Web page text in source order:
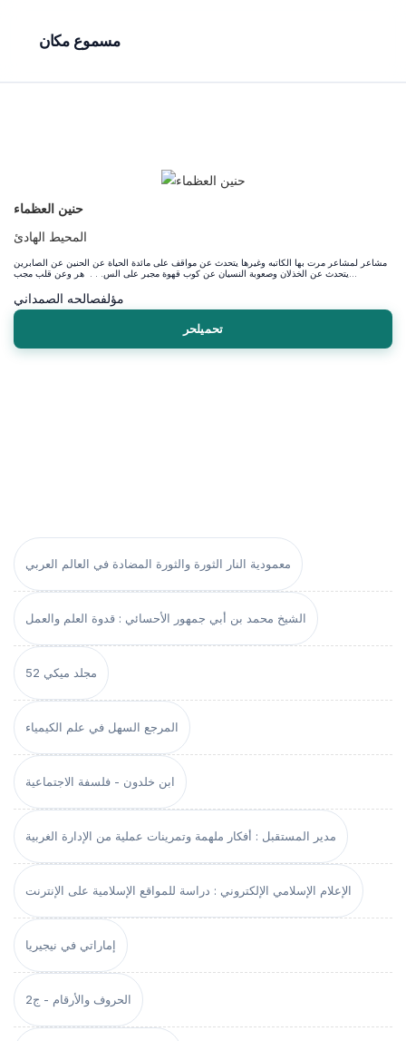
مسموع مكان
معمودية النار الثورة والثورة المضادة في العالم العربي
الشيخ محمد بن أبي جمهور الأحسائي : قدوة العلم والعمل
مجلد ميكي 52
المرجع السهل في علم الكيمياء
ابن خلدون - فلسفة الاجتماعية
مدير المستقبل : أفكار ملهمة وتمرينات عملية من الإدارة الغربية
الإعلام الإسلامي الإلكتروني : دراسة للمواقع الإسلامية على الإنترنت
إماراتي في نيجيريا
الحروف والأرقام - ج2
حنين العظماء
المحيط الهادئ
مشاعر لمشاعر مرت بها الكاتبه وغيرها يتحدث عن مواقف على مائدة الحياة عن الحنين عن الصابرين
مؤلفصالحه الصمداني
تحميلحر